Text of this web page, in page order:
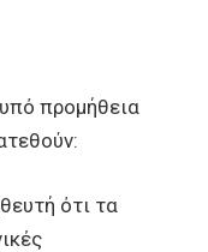
προμήθεια
ότι τα